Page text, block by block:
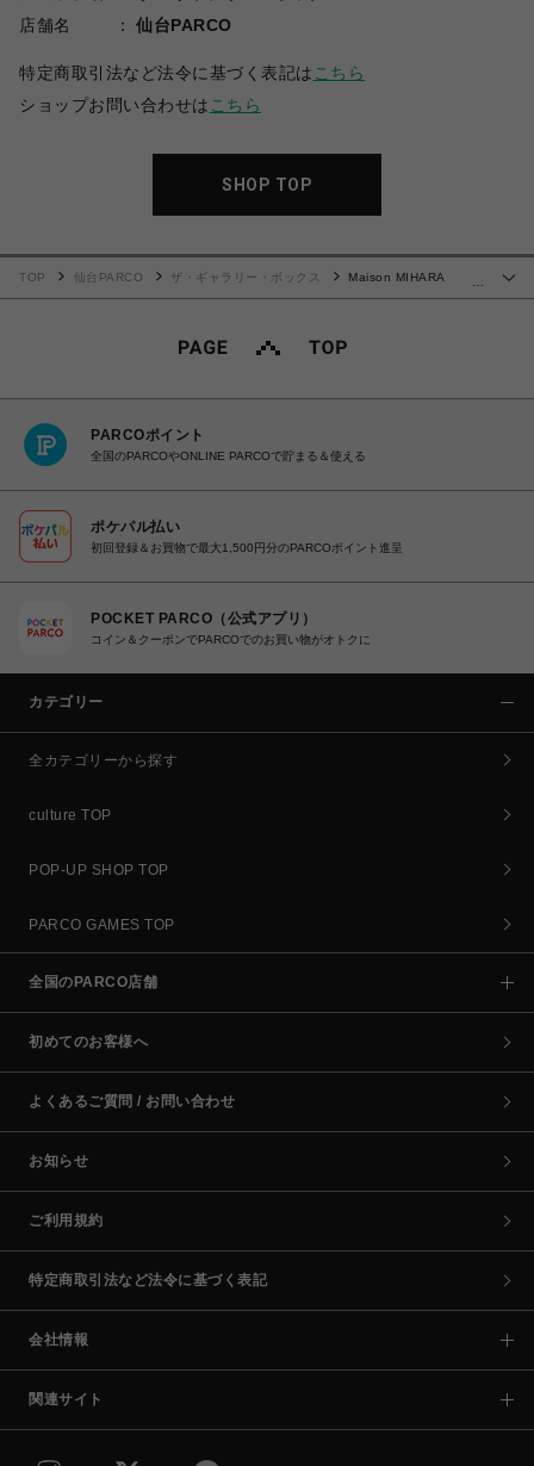
店舗名
仙台PARCO
特定商取引法など法令に基づく表記は こちら
ショップお問い合わせは こちら
SHOP TOP
TOP 仙台PARCO ザ・ギャラリー・ボックス
Maison MIHARA
PARCOポイント
全国のPARCOやONLINE PARCOで貯まる＆使える
ポケパル払い
初回登録＆お買物で最大1,500円分のPARCOポイント進呈
POCKET PARCO（公式アプリ）
コイン＆クーポンでPARCOでのお買い物がオトクに
カテゴリー
全カテゴリーから探す
culture TOP
POP-UP SHOP TOP
PARCO GAMES TOP
全国のPARCO店舗
初めてのお客様へ
よくあるご質問 / お問い合わせ
お知らせ
ご利用規約
特定商取引法など法令に基づく表記
会社情報
関連サイト